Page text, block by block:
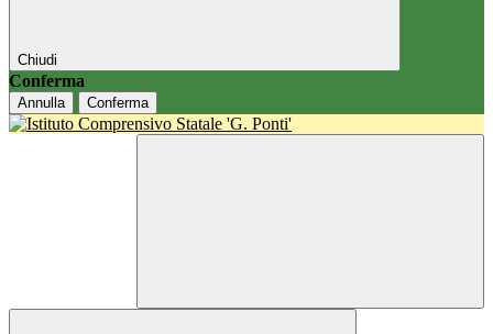
Chiudi
Conferma
Annulla Conferma